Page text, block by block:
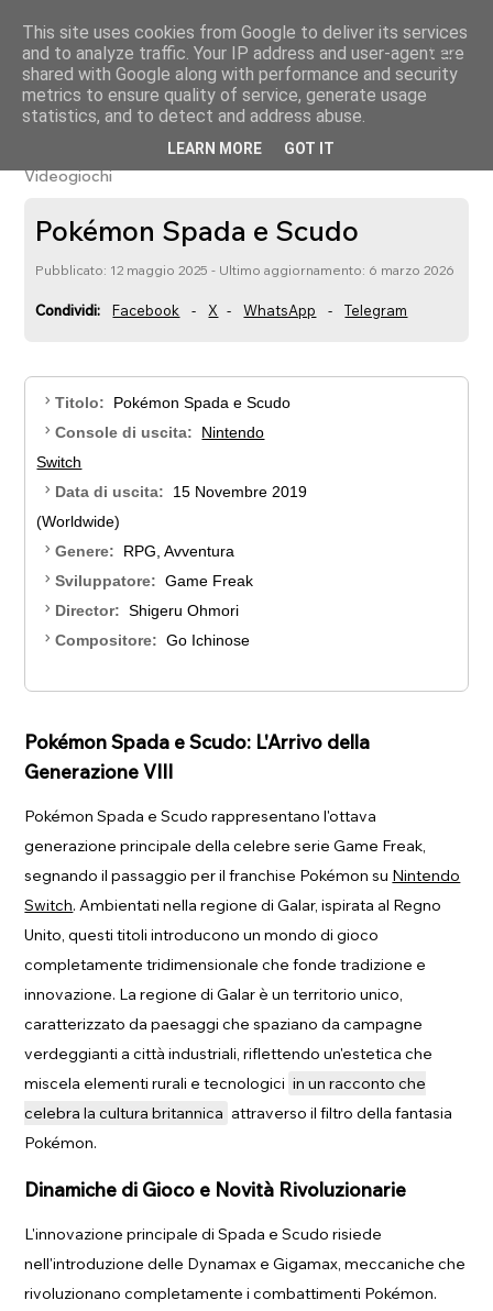
nintendogalaxy menu
Nintendo ● Nintendo Switch
Videogiochi
Pokémon Spada e Scudo
Pubblicato: 12 maggio 2025 - Ultimo aggiornamento: 6 marzo 2026
Condividi: Facebook - X - WhatsApp - Telegram
chevron_rightTitolo: Pokémon Spada e Scudo
chevron_rightConsole di uscita:
Nintendo
Switch
chevron_right Data di uscita:
15 Novembre 2019
(Worldwide)
chevron_rightGenere: RPG, Avventura
chevron_right Sviluppatore: Game Freak
chevron_right Director: Shigeru Ohmori
chevron_rightCompositore: Go Ichinose
Pokémon Spada e Scudo: L'Arrivo della
Generazione VIII
Pokémon Spada e Scudo rappresentano l'ottava
generazione principale della celebre serie Game Freak,
segnando il passaggio per il franchise Pokémon su Nintendo
Switch. Ambientati nella regione di Galar, ispirata al Regno
Unito, questi titoli introducono un mondo di gioco
completamente tridimensionale che fonde tradizione e
innovazione. La regione di Galar è un territorio unico,
caratterizzato da paesaggi che spaziano da campagne
verdeggianti a città industriali, riflettendo un'estetica che
miscela elementi rurali e tecnologici in un racconto che
celebra la cultura britannica attraverso il filtro della fantasia
Pokémon.
Dinamiche di Gioco e Novità Rivoluzionarie
L'innovazione principale di Spada e Scudo risiede
nell'introduzione delle Dynamax e Gigamax, meccaniche che
rivoluzionano completamente i combattimenti Pokémon.
This site uses cookies from Google to deliver its services
and to analyze traffic. Your IP address and user-agent are
shared with Google along with performance and security
metrics to ensure quality of service, generate usage
statistics, and to detect and address abuse.
LEARN MORE GOT IT